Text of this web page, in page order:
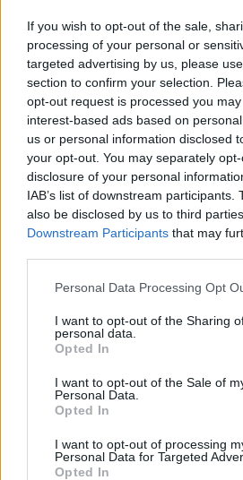
If you wish to opt-out of the sale,
processing of your personal or
targeted advertising by us, please
section to confirm your selection.
opt-out request is processed you
interest-based ads based on
us or personal information disclosed
your opt-out. You may separately
disclosure of your personal
IAB’s list of downstream participants.
also be disclosed by us to third
Downstream Participants that may
Personal Data Processing Opt
I want to opt-out of the Sharing
personal data.
Opted In
I want to opt-out of the Sale of
Personal Data.
Opted In
I want to opt-out of processing
Personal Data for Targeted
Opted In
THALIS, ενισχύοντας τις
οικονομία και τον κύκλο του νερού.
NEWSROOM/05 Αυγ 2026
ΕΠΙΧΕΙΡΗΣΕΙΣ
Τι είναι το «φαινόμενο του
Έχετε νιώσει ποτέ την ανάγκη να
να αισθανθείτε καλύτερα; Αν ναι, δεν
καταναλωτών να στρέφονται σε μικρές
αγορές, όπως τα καλλυντικά, σε